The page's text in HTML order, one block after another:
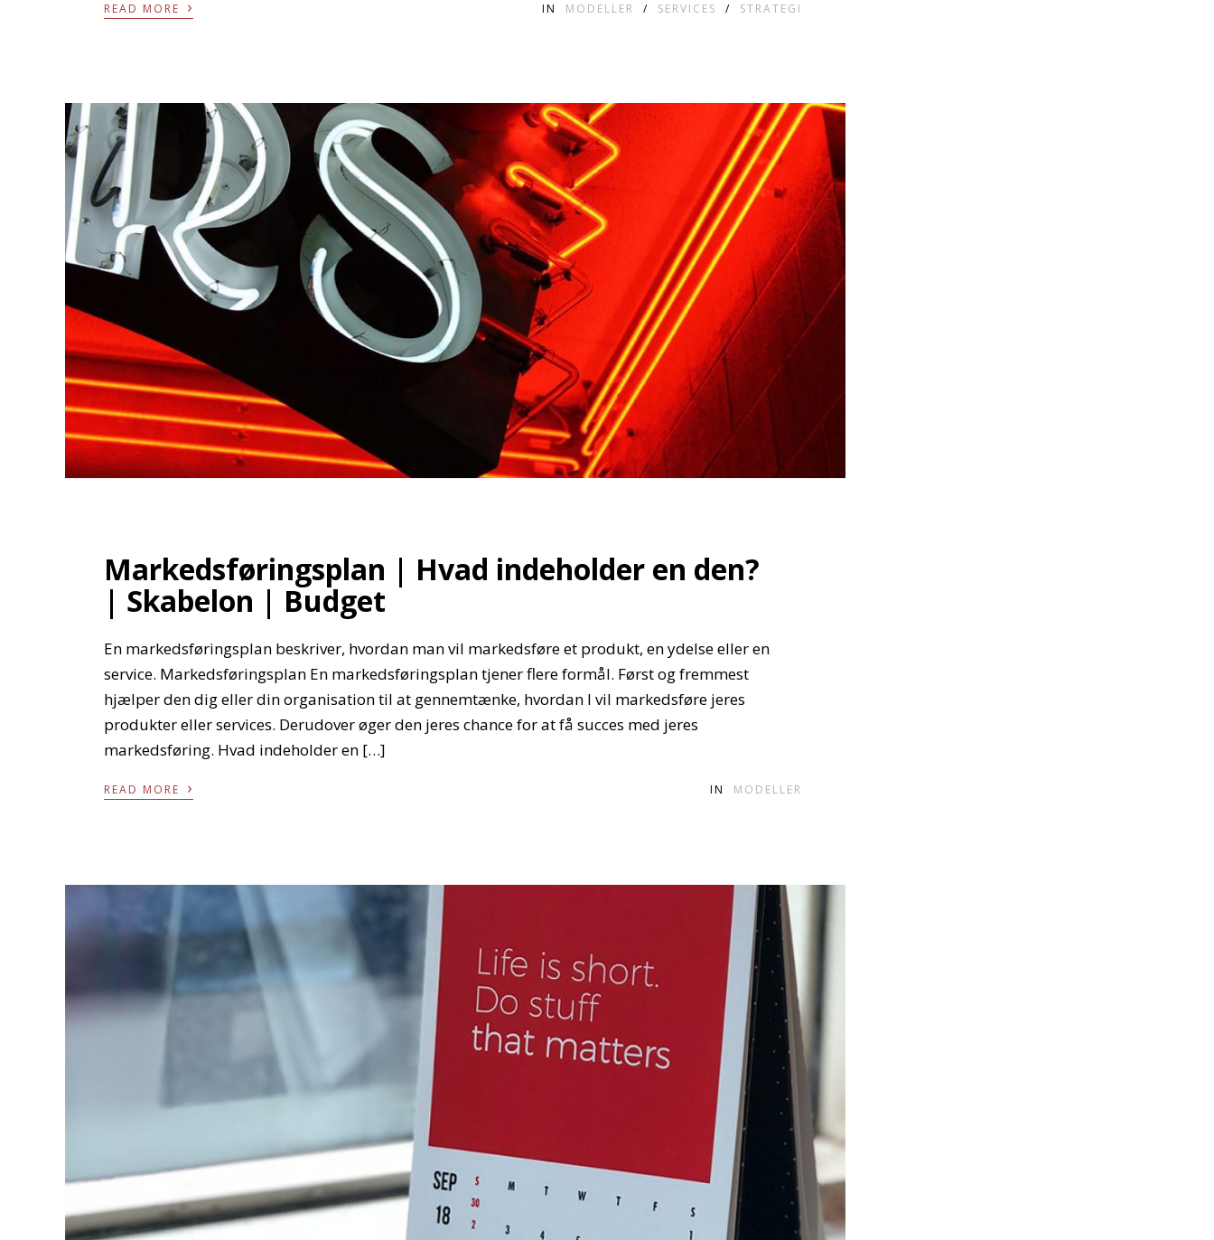
READ MORE › IN MODELLER / SERVICES / STRATEGI
Markedsføringsplan | Hvad indeholder en den?
| Skabelon | Budget
En markedsføringsplan beskriver, hvordan man vil markedsføre et produkt, en ydelse eller en
service. Markedsføringsplan En markedsføringsplan tjener flere formål. Først og fremmest
hjælper den dig eller din organisation til at gennemtænke, hvordan I vil markedsføre jeres
produkter eller services. Derudover øger den jeres chance for at få succes med jeres
markedsføring. Hvad indeholder en […]
READ MORE › IN MODELLER